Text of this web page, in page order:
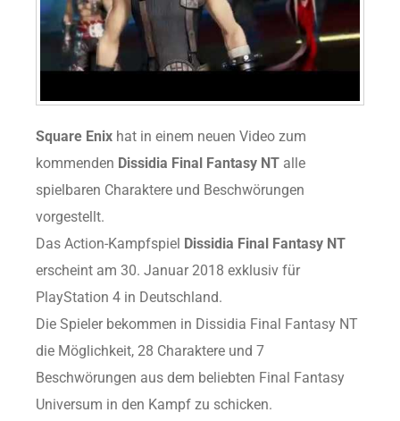
Square Enix hat in einem neuen Video zum
kommenden Dissidia Final Fantasy NT alle
spielbaren Charaktere und Beschwörungen
vorgestellt.
Das Action-Kampfspiel Dissidia Final Fantasy NT
erscheint am 30. Januar 2018 exklusiv für
PlayStation 4 in Deutschland.
Die Spieler bekommen in Dissidia Final Fantasy NT
die Möglichkeit, 28 Charaktere und 7
Beschwörungen aus dem beliebten Final Fantasy
Universum in den Kampf zu schicken.